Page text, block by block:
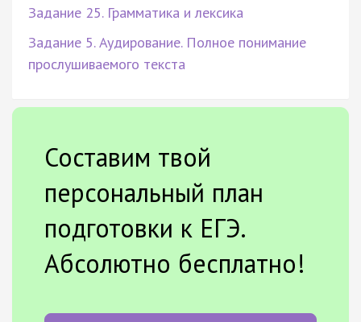
Задание 25. Грамматика и лексика
Задание 5. Аудирование. Полное понимание
прослушиваемого текста
Составим твой
персональный план
подготовки к ЕГЭ.
Абсолютно бесплатно!